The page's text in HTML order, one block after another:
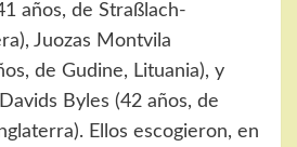
años, de Straßlach-
Juozas Montvila
de Gudine, Lituania), y
Byles (42 años, de
Ellos escogieron, en